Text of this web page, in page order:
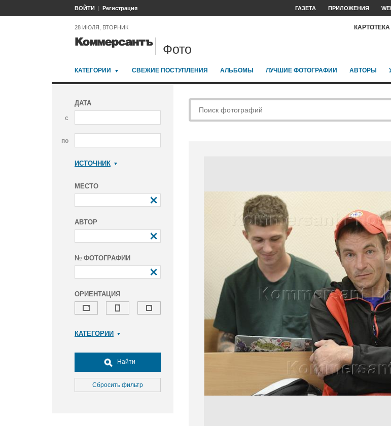
ВОЙТИ Регистрация ГАЗЕТА ПРИЛОЖЕНИЯ
28 ИЮЛЯ, ВТОРНИК КАРТОТЕКА
Фото
КАТЕГОРИИ СВЕЖИЕ ПОСТУПЛЕНИЯ АЛЬБОМЫ ЛУЧШИЕ ФОТОГРАФИИ АВТОРЫ
ДАТА
с
по
ИСТОЧНИК
МЕСТО
АВТОР
№ ФОТОГРАФИИ
ОРИЕНТАЦИЯ
КАТЕГОРИИ
Досуг, туризм и отдых
Культура
Медицина
Найти
Сбросить фильтр